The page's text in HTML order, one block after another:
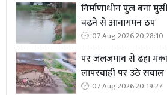
निर्माणाधीन पुल बना
बढ़ने से आवागमन ठप
07 Aug 2026 20:28:10
पर जलजमाव से ढहा
लापरवाही पर उठे सवाल
07 Aug 2026 20:19:27